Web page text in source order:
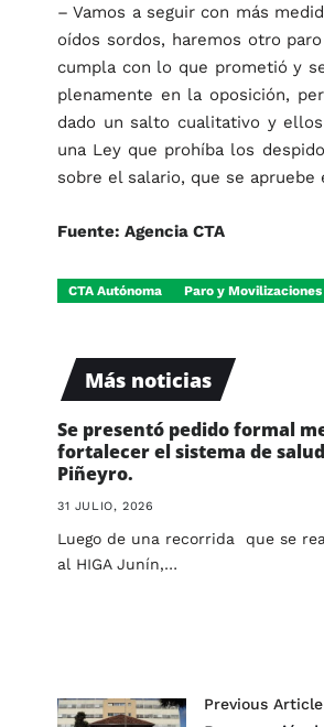
– Vamos a seguir con más
oídos sordos, haremos otro
cumpla con lo que prometió y
plenamente en la oposición,
dado un salto cualitativo y
una Ley que prohíba los
sobre el salario, que se
Fuente: Agencia CTA
CTA Autónoma Paro y Movilizaciones
Más noticias
Se presentó pedido formal
fortalecer el sistema de
Piñeyro.
31 JULIO, 2026
Luego de una recorrida que se
al HIGA Junín,…
Previous Article